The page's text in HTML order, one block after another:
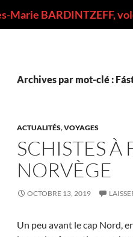
Marie BARDINTZEFF,
Archives par mot-clé :
ACTUALITÉS,VOYAGES
SCHISTES À
NORVÈGE
OCTOBRE 13, 2019
Un peu avant le cap Nord,